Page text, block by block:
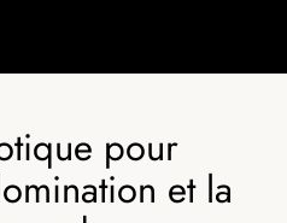
pour
et la